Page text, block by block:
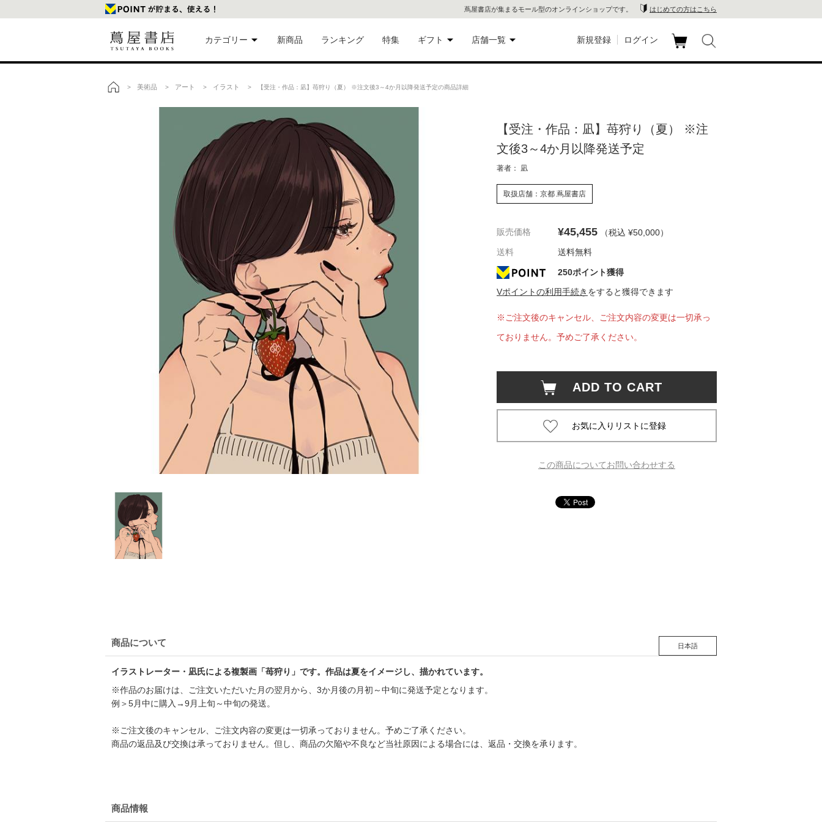
蔦屋書店が集まるモール型のオンラインショップです。 はじめての方はこちら
カテゴリー
美術品
本
映像・音
家電
食品
eギフト
新商品 ランキング 特集 ギフト
ギフトにおすすめ
店舗一覧
代官山 蔦
屋書店
銀座 蔦屋
屋書店
蔦屋書店
梅田 蔦屋
書店
新規登録 ログイン
> 美術品 > アート > イラスト > 【受注・作品：凪】苺狩り（夏） ※注文後3～4か月以降発送予定の商品詳細
【受注・作品：凪】苺狩り（夏） ※注
文後3～4か月以降発送予定
著者： 凪
取扱店舗：京都 蔦屋書店
販売価格 ¥45,455 （税込 ¥50,000）
送料
送料無料
250ポイント獲得
Vポイントの利用手続き をすると獲得できます
※ご注文後のキャンセル、ご注文内容の変更は一切承っ
ておりません。予めご了承ください。
ADD TO CART
この商品についてお問い合わせする
商品について 日本語
イラストレーター・凪氏による複製画「苺狩り」です。作品は夏をイメージし、描かれています。
※作品のお届けは、ご注文いただいた月の翌月から、3か月後の月初～中旬に発送予定となります。
例＞5月中に購入→9月上旬～中旬の発送。
※ご注文後のキャンセル、ご注文内容の変更は一切承っておりません。予めご了承ください。
商品の返品及び交換は承っておりません。但し、商品の欠陥や不良など当社原因による場合には、返品・交換を承ります。
商品情報